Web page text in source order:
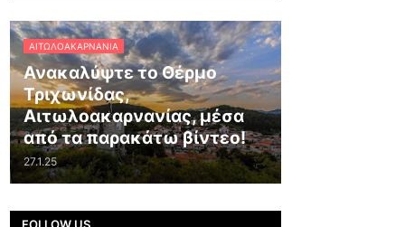
ΑΙΤΩΛΟΑΚΑΡΝΑΝΊΑ
Ανακαλύψτε το Θέρμο
Τριχωνίδας,
Αιτωλοακαρνανίας, μέσα
από τα παρακάτω βίντεο!
27.1.25
FOLLOW US